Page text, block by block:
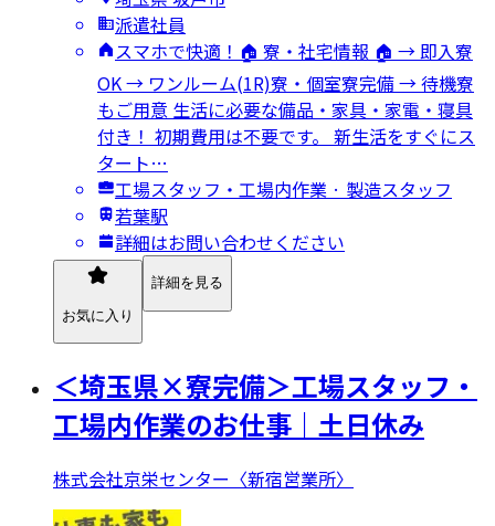
派遣社員
スマホで快適！🏠 寮・社宅情報 🏠 → 即入寮
OK → ワンルーム(1R)寮・個室寮完備 → 待機寮
もご用意 生活に必要な備品・家具・家電・寝具
付き！ 初期費用は不要です。 新生活をすぐにス
タート…
工場スタッフ・工場内作業 · 製造スタッフ
若葉駅
詳細はお問い合わせください
お気に入り
詳細を見る
＜埼玉県×寮完備＞工場スタッフ・
工場内作業のお仕事｜土日休み
株式会社京栄センター〈新宿営業所〉